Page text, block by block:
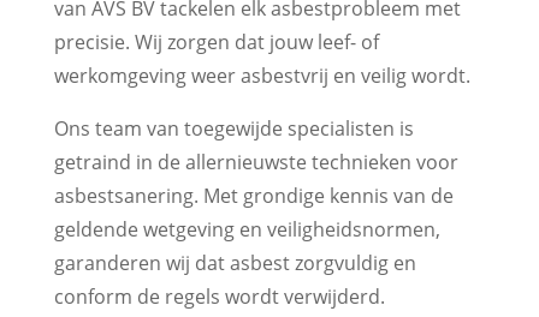
van AVS BV tackelen elk asbestprobleem met
precisie. Wij zorgen dat jouw leef- of
werkomgeving weer asbestvrij en veilig wordt.
Ons team van toegewijde specialisten is
getraind in de allernieuwste technieken voor
asbestsanering. Met grondige kennis van de
geldende wetgeving en veiligheidsnormen,
garanderen wij dat asbest zorgvuldig en
conform de regels wordt verwijderd.